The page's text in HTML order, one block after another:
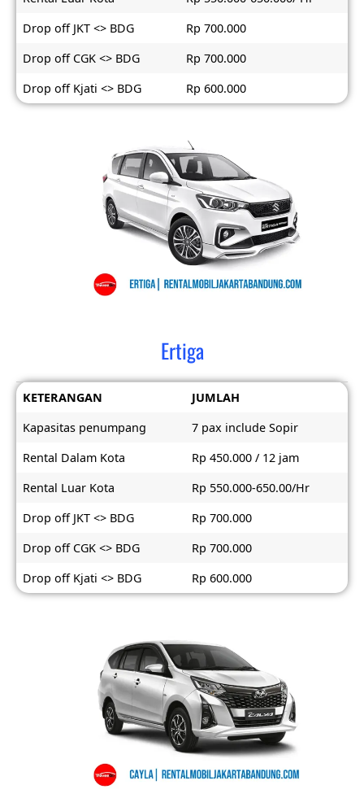
Drop off JKT <> BDG
Rp 700.000
Drop off CGK <> BDG
Rp 700.000
Drop off Kjati <> BDG
Rp 600.000
Ertiga
KETERANGAN
JUMLAH
Kapasitas penumpang
7 pax include Sopir
Rental Dalam Kota
Rp 450.000 / 12 jam
Rental Luar Kota
Rp 550.000-650.00/Hr
Drop off JKT <> BDG
Rp 700.000
Drop off CGK <> BDG
Rp 700.000
Drop off Kjati <> BDG
Rp 600.000